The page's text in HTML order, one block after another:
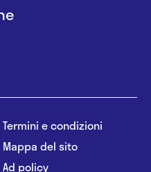
Termini e condizioni
Mappa del sito
Ad policy